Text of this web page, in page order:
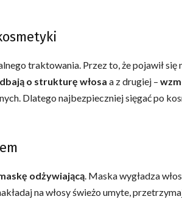
traktowania. Przez to, że pojawił
o strukturę włosa a z drugiej –
Dlatego najbezpieczniej sięgać po
odżywiającą. Maska wygładza
na włosy świeżo umyte,